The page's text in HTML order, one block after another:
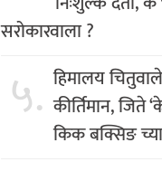
सरोकारवाला ?
५. हिमालय
कीर्तिमान, जिते
किक बक्सिङ